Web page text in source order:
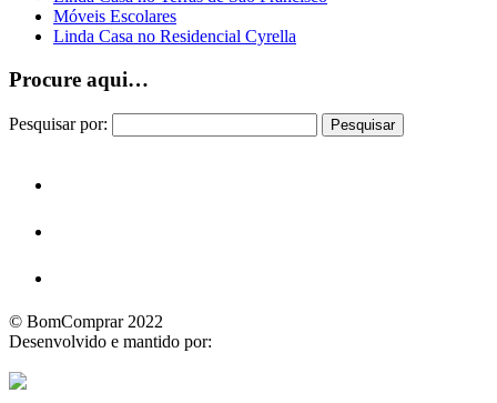
Móveis Escolares
Linda Casa no Residencial Cyrella
Procure aqui…
Pesquisar por:
© BomComprar 2022
Desenvolvido e mantido por: